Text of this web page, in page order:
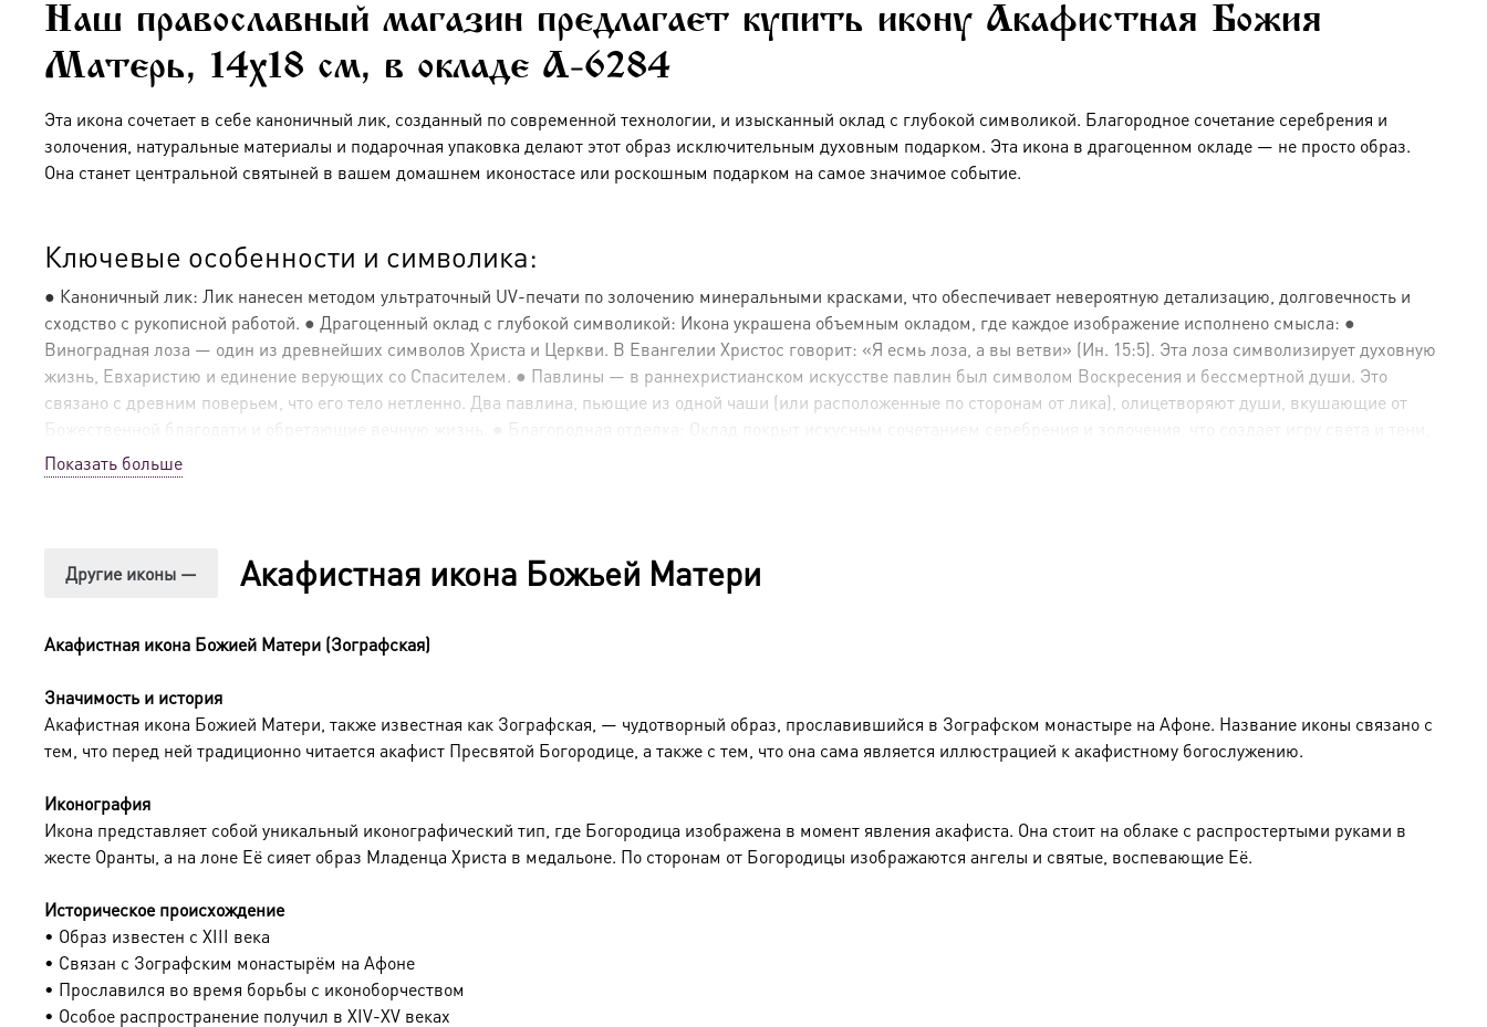
Наш православный магазин предлагает купить икону Акафистная Божия
Матерь, 14х18 см, в окладе A-6284
Эта икона сочетает в себе каноничный лик, созданный по современной технологии, и изысканный оклад с глубокой символикой. Благородное сочетание серебрения и
золочения, натуральные материалы и подарочная упаковка делают этот образ исключительным духовным подарком. Эта икона в драгоценном окладе — не просто образ.
Она станет центральной святыней в вашем домашнем иконостасе или роскошным подарком на самое значимое событие.
Ключевые особенности и символика:
● Каноничный лик: Лик нанесен методом ультраточный UV-печати по золочению минеральными красками, что обеспечивает невероятную детализацию, долговечность и
сходство с рукописной работой. ● Драгоценный оклад с глубокой символикой: Икона украшена объемным окладом, где каждое изображение исполнено смысла: ●
Виноградная лоза — один из древнейших символов Христа и Церкви. В Евангелии Христос говорит: «Я есмь лоза, а вы ветви» (Ин. 15:5). Эта лоза символизирует духовную
жизнь, Евхаристию и единение верующих со Спасителем. ● Павлины — в раннехристианском искусстве павлин был символом Воскресения и бессмертной души. Это
связано с древним поверьем, что его тело нетленно. Два павлина, пьющие из одной чаши (или расположенные по сторонам от лика), олицетворяют души, вкушающие от
Божественной благодати и обретающие вечную жизнь. ● Благородная отделка: Оклад покрыт искусным сочетанием серебрения и золочения, что создает игру света и тени,
подчеркивая объем и богатство узора. Такое сочетание символизирует чистоту (серебро) и святость, Царство Небесное (золото).
● Оборотная сторона покрыта натуральным шпоном, что говорит о высоком статусе изделия. ● Для удобства размещения на стене предусмотрена литая петелька. ● На
Детали изготовления:
● Основа: МДФ, толщина 18 мм. ● Техника нанесения лика: Цифровая UV-печать минеральными красками по золочению. ● Оклад: Объемный штампованный оклад с
рисунком (павлины и виноградная лоза). ● Покрытие оклада: Серебрение и золочение. ● Оборот: Натуральный шпон, сертификат, петелька. ● Комплектация: Подарочная
Идеальный подарок:
Этот образ достоин стать главным подарком на: ● Крещение или Венчание. ● Юбилей или значимую годовщину. ● День Ангела — как особое благословение небесному
покровителю. ● Новоселье — для освящения нового дома.
Доставка и заказ:
Показать больше
Другие иконы — Акафистная икона Божьей Матери
Акафистная икона Божией Матери (Зографская)
Значимость и история
Акафистная икона Божией Матери, также известная как Зографская, — чудотворный образ, прославившийся в Зографском монастыре на Афоне. Название иконы связано с
тем, что перед ней традиционно читается акафист Пресвятой Богородице, а также с тем, что она сама является иллюстрацией к акафистному богослужению.
Иконография
Икона представляет собой уникальный иконографический тип, где Богородица изображена в момент явления акафиста. Она стоит на облаке с распростертыми руками в
жесте Оранты, а на лоне Её сияет образ Младенца Христа в медальоне. По сторонам от Богородицы изображаются ангелы и святые, воспевающие Её.
Историческое происхождение
• Образ известен с XIII века
• Связан с Зографским монастырём на Афоне
• Прославился во время борьбы с иконоборчеством
• Особое распространение получил в XIV-XV веках